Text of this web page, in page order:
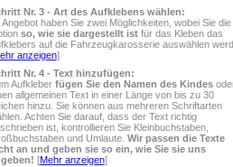
Nr. 3 - Art des Aufklebens wählen:
Angebot haben Sie zwei Möglichkeiten, wobei Sie die
so, wie sie dargestellt istfür das Kleben das
auf die Fahrzeugkarosserie auswählen
anzeigen]
Nr. 4 - Text hinzufügen:
Aufkleber fügen Sie den Namen des Kindes
allgemeinen Text in einer Länge von bis zu 30
hinzu. Sie können aus mehreren Schriftarten
Achten Sie darauf, dass der Text richtig
ist, kontrollieren Sie Kleinbuchstaben,
und Umlaute. Wir passen die Texte
an und geben sie so ein, wie Sie sie uns
[Mehr anzeigen]